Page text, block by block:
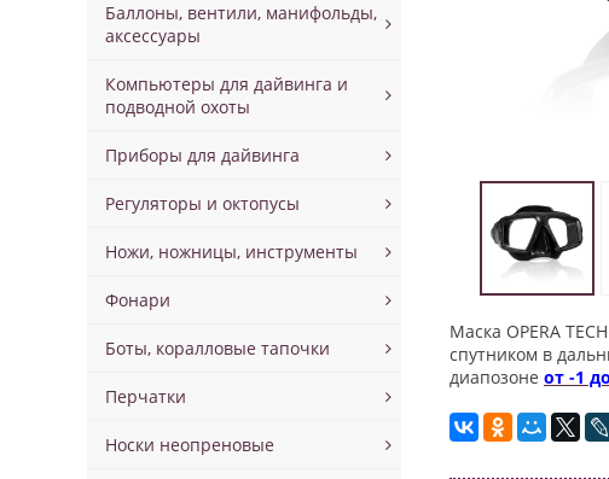
Баллоны, вентили, манифольды,
аксессуары
Компьютеры для дайвинга и
подводной охоты
Приборы для дайвинга
Регуляторы и октопусы
Ножи, ножницы, инструменты
Фонари
Боты, коралловые тапочки
Перчатки
Носки неопреновые
Маска OPERA
спутником в
диапозоне от -1